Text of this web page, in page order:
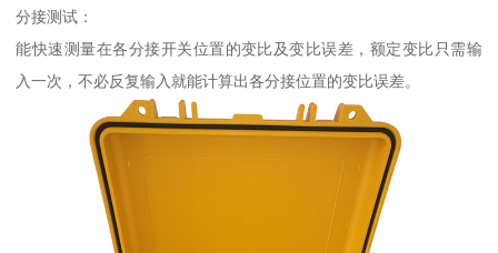
分接测试：
能快速测量在各分接开关位置的变比及变比误差，额定变比只需输
入一次，不必反复输入就能计算出各分接位置的变比误差。